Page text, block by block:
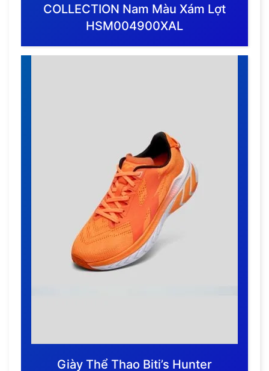
COLLECTION Nam Màu Xám Lợt
HSM004900XAL
Giày Thể Thao Biti’s Hunter